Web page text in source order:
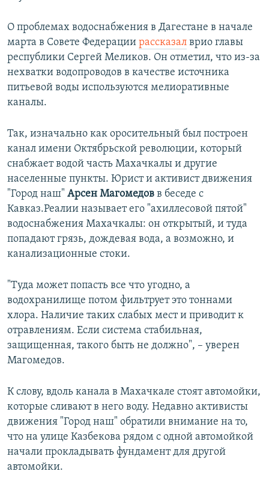
О проблемах водоснабжения в Дагестане в начале
марта в Совете Федерации рассказал врио главы
республики Сергей Меликов. Он отметил, что из-за
нехватки водопроводов в качестве источника
питьевой воды используются мелиоративные
каналы.
Так, изначально как оросительный был построен
канал имени Октябрьской революции, который
снабжает водой часть Махачкалы и другие
населенные пункты. Юрист и активист движения
"Город наш" Арсен Магомедов в беседе с
Кавказ.Реалии называет его "ахиллесовой пятой"
водоснабжения Махачкалы: он открытый, и туда
попадают грязь, дождевая вода, а возможно, и
канализационные стоки.
"Туда может попасть все что угодно, а
водохранилище потом фильтрует это тоннами
хлора. Наличие таких слабых мест и приводит к
отравлениям. Если система стабильная,
защищенная, такого быть не должно", – уверен
Магомедов.
К слову, вдоль канала в Махачкале стоят автомойки,
которые сливают в него воду. Недавно активисты
движения "Город наш" обратили внимание на то,
что на улице Казбекова рядом с одной автомойкой
начали прокладывать фундамент для другой
автомойки.